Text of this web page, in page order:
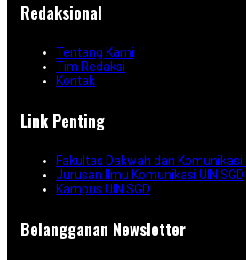
Redaksional
Tentang Kami
Tim Redaksi
Kontak
Link Penting
Fakultas Dakwah dan Komunikasi
Jurusan Ilmu Komunikasi UIN SGD
Kampus UIN SGD
Belangganan Newsletter